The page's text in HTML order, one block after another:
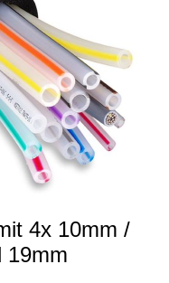
4x 10mm /
19mm